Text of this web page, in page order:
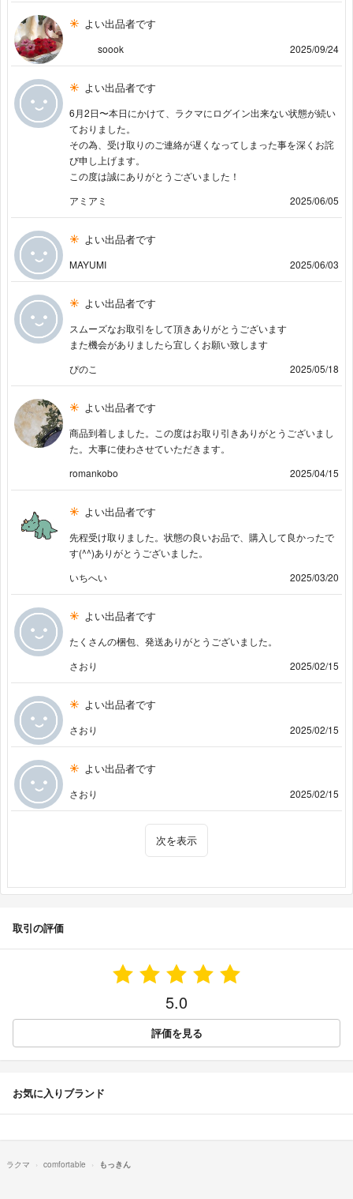
よい出品者です
soook 2025/09/24
よい出品者です
6月2日〜本日にかけて、ラクマにログイン出来ない状態が続い
ておりました。
その為、受け取りのご連絡が遅くなってしまった事を深くお詫
び申し上げます。
この度は誠にありがとうございました！
アミアミ
2025/06/05
よい出品者です
MAYUMI 2025/06/03
よい出品者です
スムーズなお取引をして頂きありがとうございます
また機会がありましたら宜しくお願い致します
ぴのこ
2025/05/18
よい出品者です
商品到着しました。この度はお取り引きありがとうございまし
た。大事に使わさせていただきます。
romankobo
2025/04/15
よい出品者です
先程受け取りました。状態の良いお品で、購入して良かったで
す(^^)ありがとうございました。
いちへい
2025/03/20
よい出品者です
たくさんの梱包、発送ありがとうございました。
さおり
2025/02/15
よい出品者です
さおり 2025/02/15
よい出品者です
さおり 2025/02/15
次を表示
取引の評価
5.0
評価を見る
お気に入りブランド
ラクマ comfortable もっきん